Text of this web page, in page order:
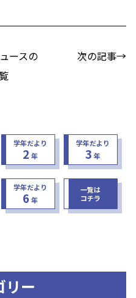
ースの
次の記事→
学年だより
2 年
学年だより
3 年
学年だより
6 年
一覧は
コチラ
リー